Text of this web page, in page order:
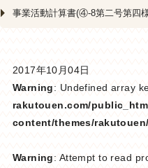
事業活動計算書(④-8第二号第四
2017年10月04日
Warning: Undefined array
rakutouen.com/
content/themes/
Warning: Attempt to read